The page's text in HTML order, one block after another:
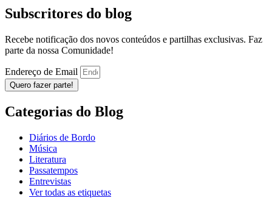
Subscritores do blog
Recebe notificação dos novos conteúdos e partilhas exclusivas. Faz
parte da nossa Comunidade!
Endereço de Email
Quero fazer parte!
Categorias do Blog
Diários de Bordo
Música
Literatura
Passatempos
Entrevistas
Ver todas as etiquetas